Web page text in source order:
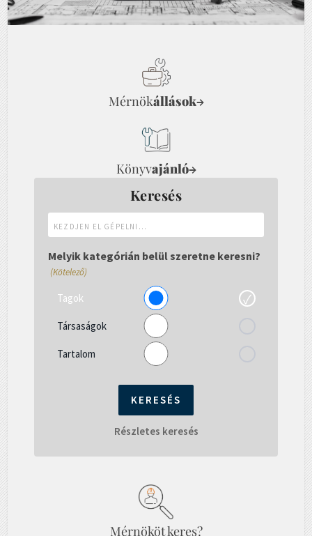
Mérnökállások→
Könyvajánló→
Keresés
el
gépelni...
Melyik kategórián belül szeretne keresni?
(Kötelező)
Tagok
Társaságok
Tartalom
Részletes keresés
Mérnököt keres?